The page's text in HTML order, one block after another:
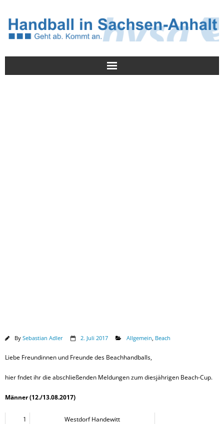
By Sebastian Adler 2. Juli 2017 Allgemein Beach
Liebe Freundinnen und Freunde des Beachhandballs,
hier fndet ihr die abschließenden Meldungen zum diesjährigen Beach-Cup.
Männer (12./13.08.2017)
1 Westdorf Handewitt